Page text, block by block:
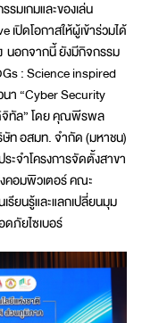
มเกมและของเล่น
ปิดโอกาสให้ผู้เข้าร่วมได้
นอกจากนี้ ยังมีกิจกรรม
: Science inspired
นา “Cyber Security
จิทัล” โดย คุณพีรพล
ท อสมท. จำกัด (มหาชน)
จำโครงการจัดตั้งสาขา
คอมพิวเตอร์ คณะ
ยนรู้และแลกเปลี่ยนมุม
ดภัยไซเบอร์